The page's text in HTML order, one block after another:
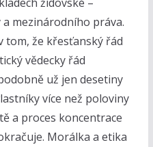
mezinárodního práva.
tom, že křesťanský řád
vědecky řád
už jen desetiny
více než poloviny
a proces koncentrace
Morálka a etika